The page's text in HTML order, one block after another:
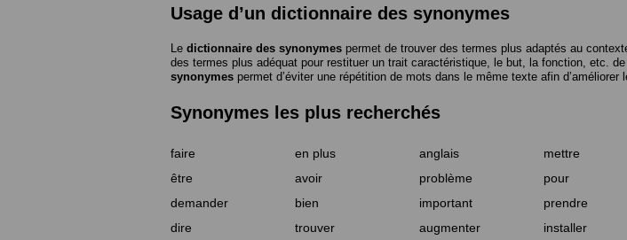
Usage d’un dictionnaire des synonymes
Le dictionnaire des synonymes permet de trouver des termes plus adaptés au
des termes plus adéquat pour restituer un trait caractéristique, le but, la fonction, etc.
synonymes permet d’éviter une répétition de mots dans le même texte afin d’améliorer
Synonymes les plus recherchés
faire en plus anglais mettre
être
avoir problème pour
demander
bien important prendre
dire
trouver augmenter installer